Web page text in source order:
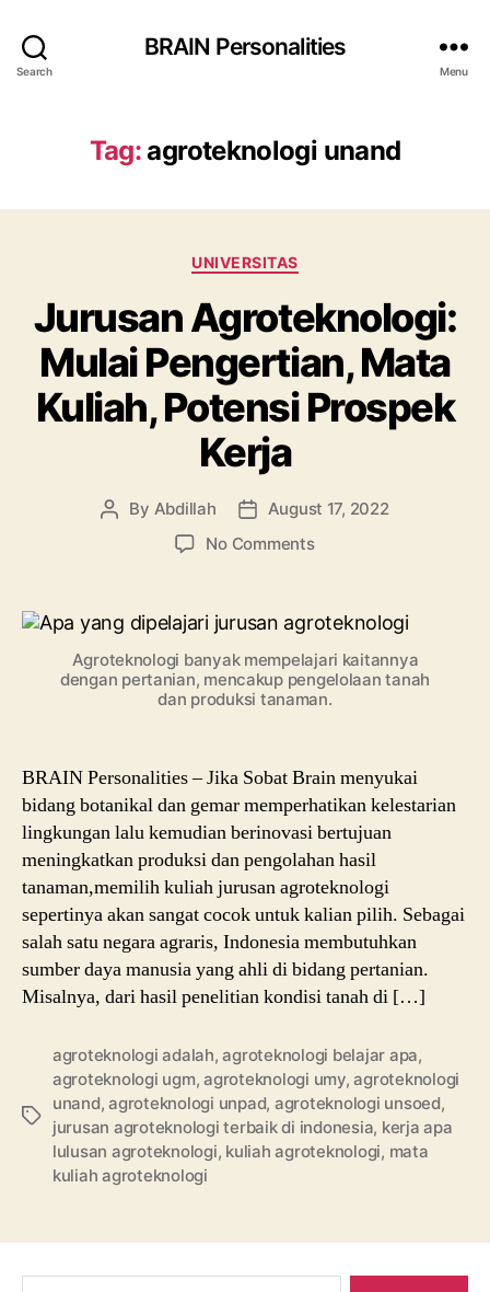
Search
BRAIN Personalities
Menu
Tag:agroteknologi unand
Categories
UNIVERSITAS
Jurusan Agroteknologi:
Mulai Pengertian, Mata
Kuliah, Potensi Prospek
Kerja
Post
By Abdillah
PostAugust 17, 2022
No Commentson
Mulai
Pengertian,
Mata
Kuliah,
Potensi
Agroteknologi banyak mempelajari kaitannya
dengan pertanian, mencakup pengelolaan tanah
dan produksi tanaman.
BRAIN Personalities – Jika Sobat Brain menyukai
bidang botanikal dan gemar memperhatikan kelestarian
lingkungan lalu kemudian berinovasi bertujuan
meningkatkan produksi dan pengolahan hasil
tanaman,memilih kuliah jurusan agroteknologi
sepertinya akan sangat cocok untuk kalian pilih. Sebagai
salah satu negara agraris, Indonesia membutuhkan
sumber daya manusia yang ahli di bidang pertanian.
Misalnya, dari hasil penelitian kondisi tanah di […]
Tags
agroteknologi adalah,agroteknologi belajar apa,
agroteknologi ugm,agroteknologi umy,agroteknologi
unand,agroteknologi unpad, agroteknologi unsoed,
jurusan agroteknologi terbaik di indonesia, kerja apa
lulusan agroteknologi, kuliah agroteknologi, mata
kuliah agroteknologi